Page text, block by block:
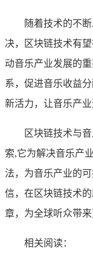
随着技术的不
决，区块链技术有
动音乐产业发展的
系，促进音乐收益
新活力，让音乐产业
区块链技术与
索,它为解决音乐产
法，为音乐产业的
信，在区块链技术
章，为全球听众带
相关阅读：